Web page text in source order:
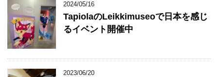
2024/05/16
TapiolaのLeikkimuseoで日本を感じ
るイベント開催中
2023/06/20